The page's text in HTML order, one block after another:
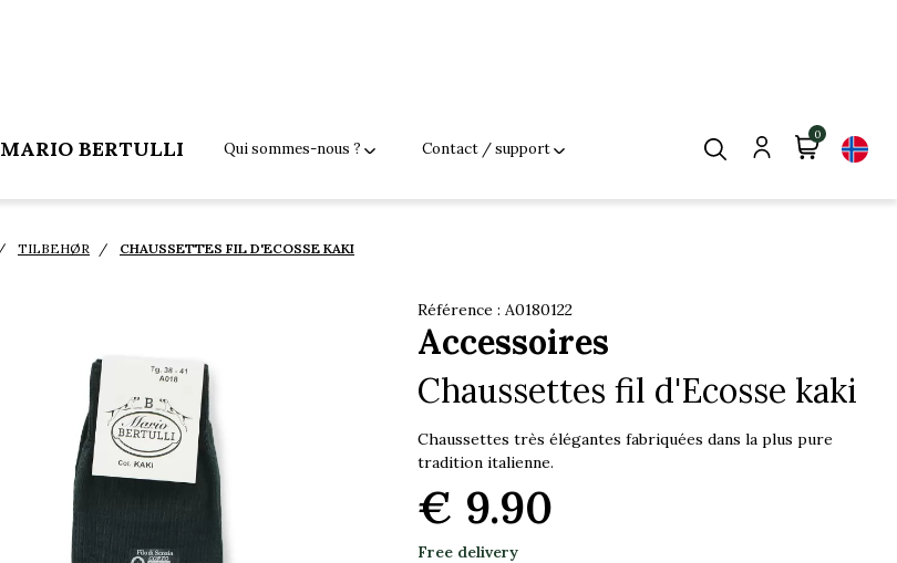
MARIO BERTULLI Qui sommes-nous ? Contact / support
0
TILBEHØR CHAUSSETTES FIL D'ECOSSE KAKI
Référence : A0180122
Accessoires
Chaussettes fil d'Ecosse kaki
Chaussettes très élégantes fabriquées dans la plus pure
tradition italienne.
€ 9.90
Free delivery